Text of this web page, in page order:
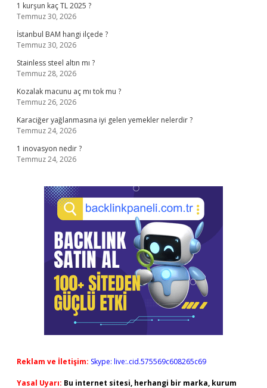
1 kurşun kaç TL 2025 ?
Temmuz 30, 2026
İstanbul BAM hangi ilçede ?
Temmuz 30, 2026
Stainless steel altın mı ?
Temmuz 28, 2026
Kozalak macunu aç mı tok mu ?
Temmuz 26, 2026
Karaciğer yağlanmasına iyi gelen yemekler nelerdir ?
Temmuz 24, 2026
1 inovasyon nedir ?
Temmuz 24, 2026
Reklam ve İletişim: Skype: live:.cid.575569c608265c69
Yasal Uyarı: Bu internet sitesi, herhangi bir marka, kurum